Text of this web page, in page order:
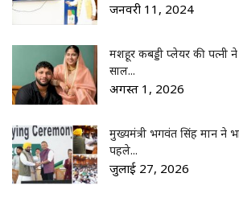
जनवरी 11, 2024
मशहूर कबड्डी प्लेयर की पत्नी
साल...
अगस्त 1, 2026
मुख्यमंत्री भगवंत सिंह मान ने
पहले...
जुलाई 27, 2026